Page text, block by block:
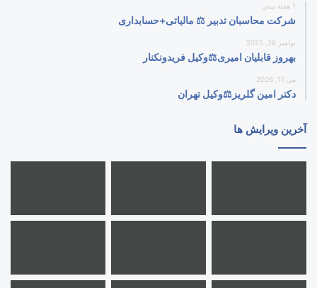
1 هفته پیش
شرکت محاسبان تدبیر ⚖️ مالیاتی+حسابداری
نوامبر 26, 2025
بهروز قابلیان امیری⚖️وکیل فریدونکنار
می 11, 2026
دکتر امین گلریز⚖️وکیل تهران
آخرین ویرایش ها